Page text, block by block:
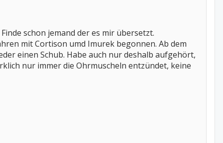
schon jemand der es mir übersetzt.
mit Cortison umd Imurek begonnen. Ab dem
einen Schub. Habe auch nur deshalb aufgehört,
nur immer die Ohrmuscheln entzündet, keine